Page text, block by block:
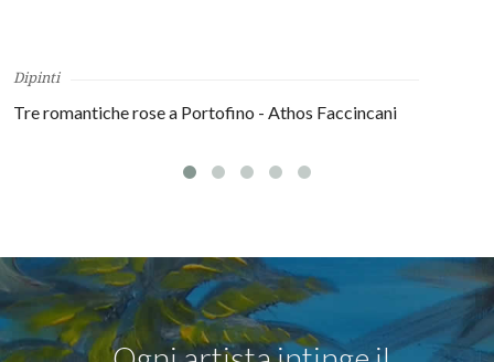
Dipinti
Tre romantiche rose a Portofino - Athos Faccincani